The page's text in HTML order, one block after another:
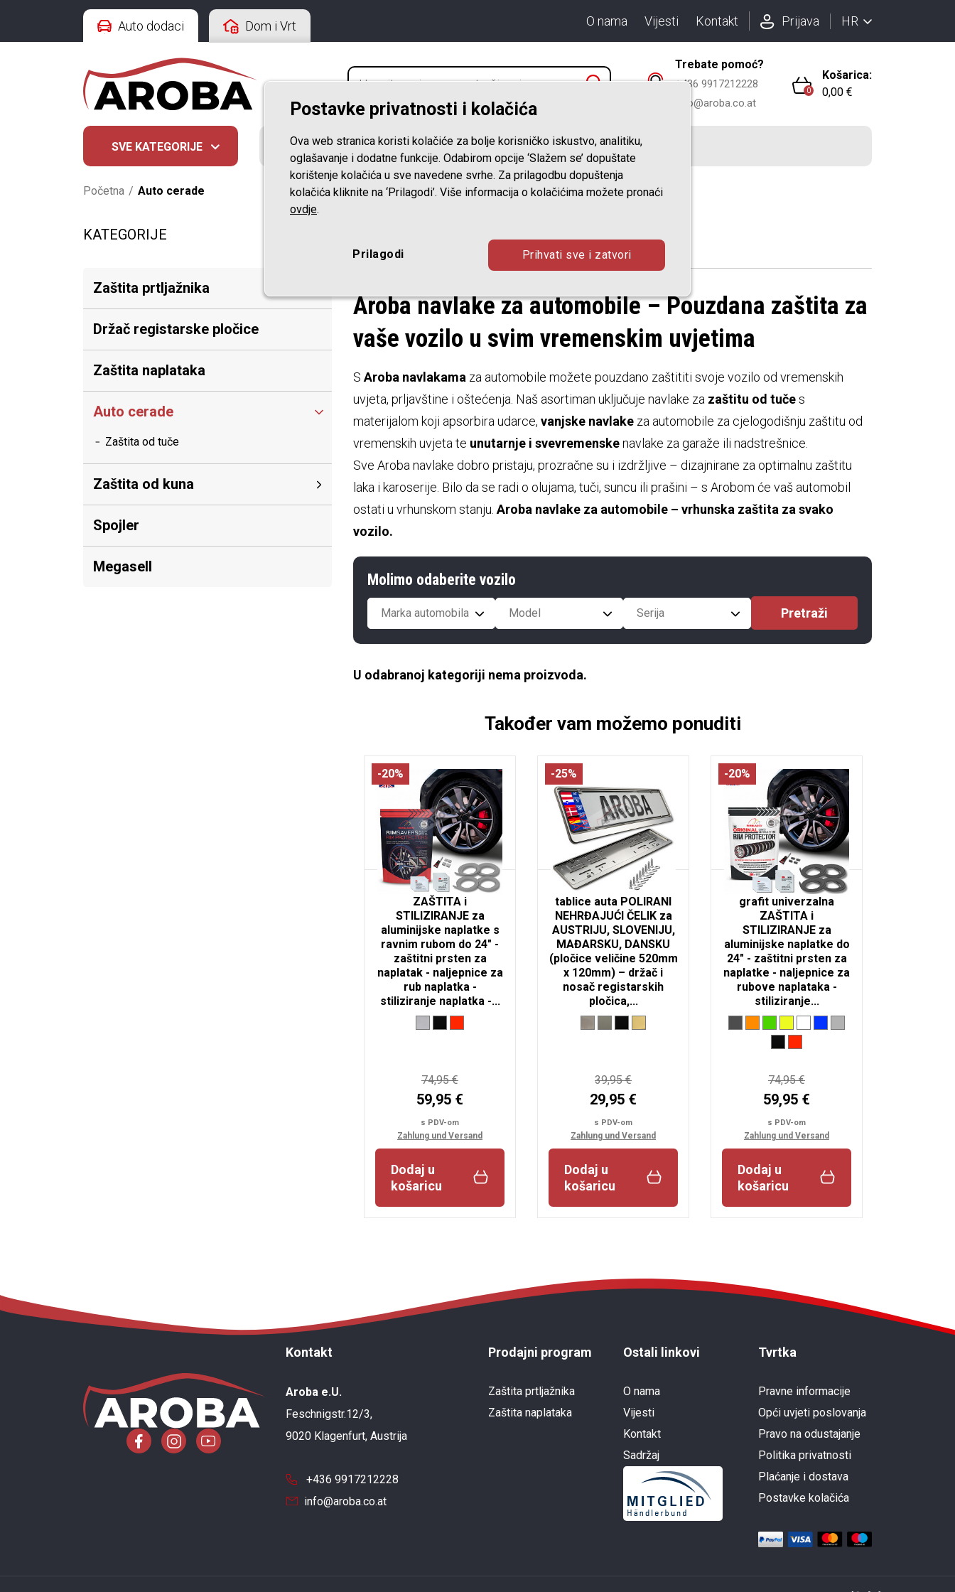
Auto dodaci Dom i Vrt O nama Vijesti Kontakt Prijava HR
Trebate pomoć?
+436 9917212228
info@aroba.co.at
0
Košarica:
0,00 €
SVE KATEGORIJE ZAŠTITA PRTLJAŽNIKA ZAŠTITA NAPLATAKA
Početna / Auto cerade
KATEGORIJE
Zaštita prtljažnika
Držač registarske pločice
Zaštita naplataka
Auto cerade
Zaštita od tuče
Zaštita od kuna
Spojler
Megasell
Auto cerade
Aroba navlake za automobile – Pouzdana zaštita za
vaše vozilo u svim vremenskim uvjetima
S Aroba navlakama za automobile možete pouzdano zaštititi svoje vozilo od vremenskih
uvjeta, prljavštine i oštećenja. Naš asortiman uključuje navlake za zaštitu od tučes
materijalom koji apsorbira udarce, vanjske navlake za automobile za cjelogodišnju zaštitu od
vremenskih uvjeta te unutarnje i svevremenskenavlake za garaže ili nadstrešnice.
Sve Aroba navlake dobro pristaju, prozračne su i izdržljive – dizajnirane za optimalnu zaštitu
laka i karoserije. Bilo da se radi o olujama, tuči, suncu ili prašini – s Arobom će vaš automobil
ostati u vrhunskom stanju. Aroba navlake za automobile – vrhunska zaštita za svako
vozilo.
Molimo odaberite vozilo
Marka automobila Model Serija
U odabranoj kategoriji nema proizvoda.
Također vam možemo ponuditi
-20%
Rimsavers srebrna
ZAŠTITA i
STILIZIRANJE za
aluminijske naplatke s
ravnim rubom do 24" -
zaštitni prsten za
naplatak - naljepnice za
rub naplatka -
stiliziranje naplatka -...
74,95 €
59,95 €
s PDV-om
Zahlung und Versand
Dodaj u
košaricu
-25%
2x Premium okviri za
tablice auta POLIRANI
NEHRĐAJUĆI ČELIK za
AUSTRIJU, SLOVENIJU,
MAĐARSKU, DANSKU
(pločice veličine 520mm
x 120mm) – držač i
nosač registarskih
pločica,...
39,95 €
29,95 €
s PDV-om
Zahlung und Versand
Dodaj u
košaricu
-20%
Rimblades Original -
grafit univerzalna
ZAŠTITA i
STILIZIRANJE za
aluminijske naplatke do
24" - zaštitni prsten za
naplatke - naljepnice za
rubove naplataka -
stiliziranje...
74,95 €
59,95 €
s PDV-om
Zahlung und Versand
Dodaj u
košaricu
Kontakt
Aroba e.U.
Feschnigstr.12/3,
9020 Klagenfurt, Austrija
+436 9917212228
info@aroba.co.at
Prodajni program
Zaštita prtljažnika
Zaštita naplataka
Ostali linkovi
O nama
Vijesti
Kontakt
Sadržaj
Tvrtka
Pravne informacije
Opći uvjeti poslovanja
Pravo na odustajanje
Politika privatnosti
Plaćanje i dostava
Postavke kolačića
Postavke privatnosti i kolačića
Ova web stranica koristi kolačiće za bolje korisničko iskustvo, analitiku,
oglašavanje i dodatne funkcije. Odabirom opcije ‘Slažem se’ dopuštate
korištenje kolačića u sve navedene svrhe. Za prilagodbu dopuštenja
kolačića kliknite na ‘Prilagodi’. Više informacija o kolačićima možete pronaći
ovdje.
Prilagodi Prihvati sve i zatvori